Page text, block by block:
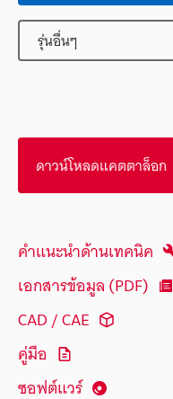
รุ่นอื่นๆ
ดาวน์โหลดแคตตาล็อก
คำแนะนำด้านเทคนิค
เอกสารข้อมูล (PDF)
CAD / CAE
คู่มือ
ซอฟต์แวร์